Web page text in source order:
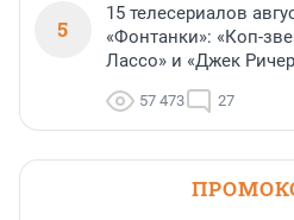
5
15 телесериалов
«Фонтанки»: «Коп-
Лассо» и «Джек
57 473 27